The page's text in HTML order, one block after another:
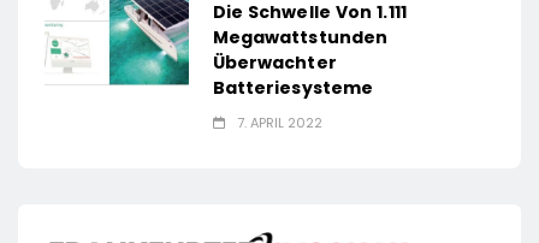
Die Schwelle Von 1.111
Megawattstunden
Überwachter
Batteriesysteme
7. APRIL 2022